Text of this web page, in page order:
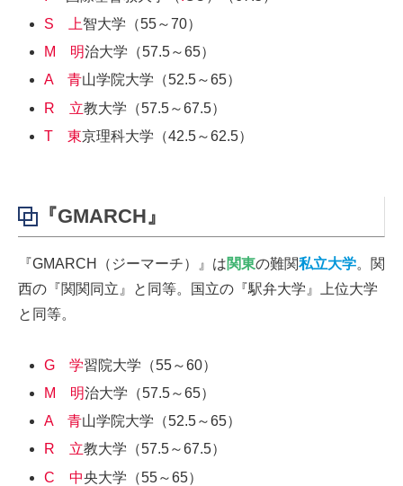
S
上智大学（55～70）
M 明治大学（57.5～65）
A 青山学院大学（52.5～65）
R 立教大学（57.5～67.5）
T
東京理科大学（42.5～62.5）
『GMARCH』
『GMARCH（ジーマーチ）』は関東の難関私立大学。関
西の『関関同立』と同等。国立の『駅弁大学』上位大学
と同等。
G 学習院大学（55～60）
M 明治大学（57.5～65）
A 青山学院大学（52.5～65）
R 立教大学（57.5～67.5）
C 中央大学（55～65）